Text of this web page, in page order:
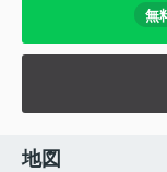
無
地図